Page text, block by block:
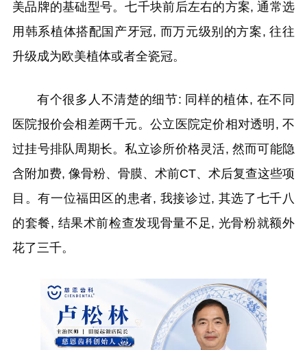
美品牌的基础型号。七千块前后左右的方案, 通常选
用韩系植体搭配国产牙冠, 而万元级别的方案, 往往
升级成为欧美植体或者全瓷冠。
有个很多人不清楚的细节: 同样的植体, 在不同
医院报价会相差两千元。公立医院定价相对透明, 不
过挂号排队周期长。私立诊所价格灵活, 然而可能隐
含附加费, 像骨粉、骨膜、术前CT、术后复查这些项
目。有一位福田区的患者, 我接诊过, 其选了七千八
的套餐, 结果术前检查发现骨量不足, 光骨粉就额外
花了三千。